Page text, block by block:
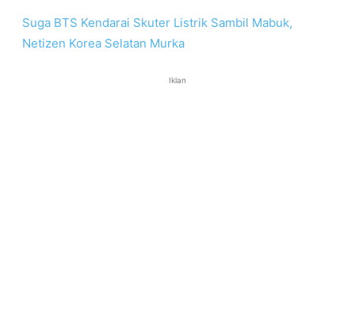
Suga BTS Kendarai Skuter Listrik Sambil Mabuk,
Netizen Korea Selatan Murka
Iklan